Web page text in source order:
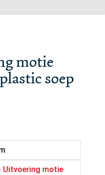
motie
soep
Uitvoering motie